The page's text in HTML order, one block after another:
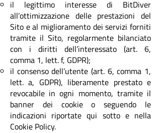
il legittimo interesse di BitDiver
all’ottimizzazione delle prestazioni del
Sito e al miglioramento dei servizi forniti
tramite il Sito, regolarmente bilanciato
con i diritti dell’interessato (art. 6,
comma 1, lett. f, GDPR);
il consenso dell’utente (art. 6, comma 1,
lett. a, GDPR), liberamente prestato e
revocabile in ogni momento, tramite il
banner dei cookie o seguendo le
indicazioni riportate qui sotto e nella
Cookie Policy.